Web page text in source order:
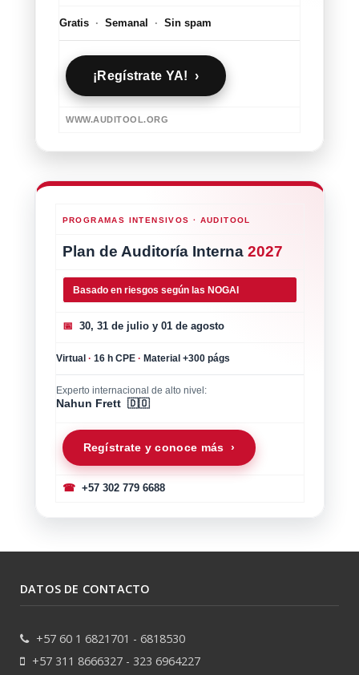
Gratis · Semanal · Sin spam
¡Regístrate YA! ›
WWW.AUDITOOL.ORG
PROGRAMAS INTENSIVOS · AUDITOOL
Plan de Auditoría Interna 2027
Basado en riesgos según las NOGAI
📅 30, 31 de julio y 01 de agosto
Virtual · 16 h CPE · Material +300 págs
Experto internacional de alto nivel:
Nahun Frett 🇩🇴
Regístrate y conoce más ›
☎+57 302 779 6688
DATOS DE CONTACTO
+57 60 1 6821701 - 6818530
+57 311 8666327 - 323 6964227